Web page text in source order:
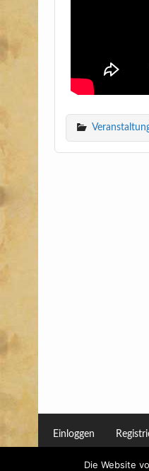
Einloggen
Die Website